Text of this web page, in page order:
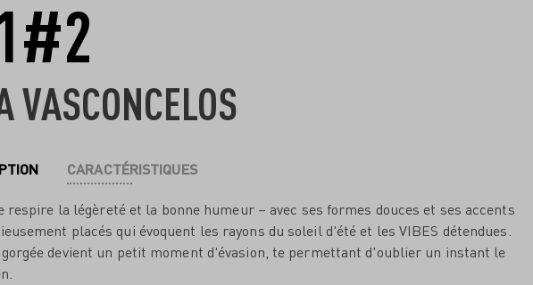
VASCONCELOS
CARACTÉRISTIQUES
respire la légèreté et la bonne humeur – avec ses formes douces et ses accents
placés qui évoquent les rayons du soleil d'été et les VIBES détendues.
gorgée devient un petit moment d'évasion, te permettant d'oublier un instant le